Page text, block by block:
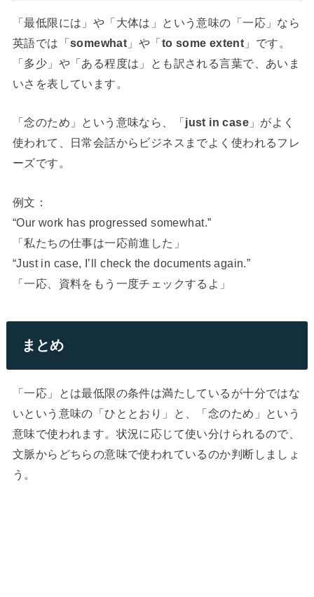
「最低限には」や「大体は」という意味の「一応」なら
英語では「somewhat 」や「to some extent 」です。
「多少」や「ある程度は」とも訳される言葉で、あいま
いさを表しています。
「念のため」という意味なら、「just in case 」がよく
使われて、日常会話からビジネスまでよく使われるフレ
ーズです。
例文：
“Our work has progressed somewhat.”
「私たちの仕事は一応前進した」
“Just in case, I’ll check the documents again.”
「一応、資料をもう一度チェックするよ」
まとめ
「一応」とは最低限の条件は満たしているが十分ではな
いという意味の「ひととおり」と、「念のため」という
意味で使われます。状況に応じて使い分けられるので、
文脈からどちらの意味で使われているのか判断しましょ
う。